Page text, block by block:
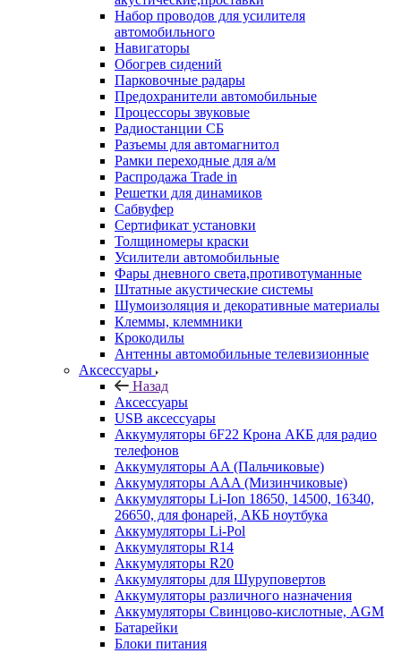
Набор проводов для усилителя
автомобильного
Навигаторы
Обогрев сидений
Парковочные радары
Предохранители автомобильные
Процессоры звуковые
Радиостанции СБ
Разъемы для автомагнитол
Рамки переходные для а/м
Распродажа Trade in
Решетки для динамиков
Сабвуфер
Сертификат установки
Толщиномеры краски
Усилители автомобильные
Фары дневного света,противотуманные
Штатные акустические системы
Шумоизоляция и декоративные материалы
Клеммы, клеммники
Крокодилы
Антенны автомобильные телевизионные
Аксессуары
Назад
Аксессуары
USB аксессуары
Аккумуляторы 6F22 Крона АКБ для радио
телефонов
Аккумуляторы AA (Пальчиковые)
Аккумуляторы AAA (Мизинчиковые)
Аккумуляторы Li-Ion 18650, 14500, 16340,
26650, для фонарей, АКБ ноутбука
Аккумуляторы Li-Pol
Аккумуляторы R14
Аккумуляторы R20
Аккумуляторы для Шуруповертов
Аккумуляторы различного назначения
Аккумуляторы Свинцово-кислотные, AGM
Батарейки
Блоки питания